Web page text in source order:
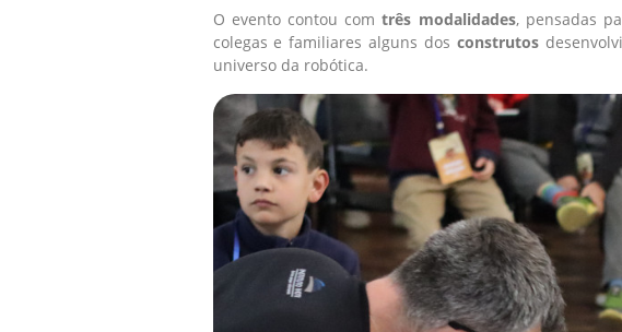
O evento contou comtrês modalidades, pensadas
colegas e familiares alguns dosconstrutos
universo da robótica.